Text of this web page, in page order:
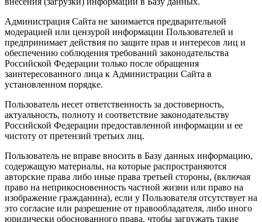
Администрация Сайта не занимается предварительной
модерацией или цензурой информации Пользователей и
предпринимает действия по защите прав и интересов лиц и
обеспечению соблюдения требований законодательства
Российской Федерации только после обращения
заинтересованного лица к Администрации Сайта в
установленном порядке.
Пользователь несет ответственность за достоверность,
актуальность, полноту и соответствие законодательству
Российской Федерации предоставленной информации и ее
чистоту от претензий третьих лиц.
Пользователь не вправе вносить в Базу данных информацию,
содержащую материалы, на которые распространяются
авторские права либо иные права третьей стороны, (включая
право на неприкосновенность частной жизни или право на
изображение гражданина), если у Пользователя отсутствует на
это согласие или разрешение от правообладателя, либо иного
юридически обоснованного права, чтобы загружать такие